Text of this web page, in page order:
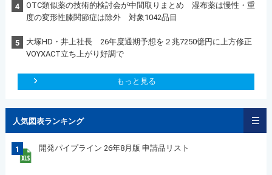
4
OTC類似薬の技術的検討会が中間取りまとめ 湿布薬は慢性・重
度の変形性膝関節症は除外 対象1042品目
5
大塚HD・井上社長 26年度通期予想を２兆7250億円に上方修正
VOYXACT立ち上がり好調で
もっと見る
人気図表ランキング
1 開発パイプライン 26年8月版 申請品リスト